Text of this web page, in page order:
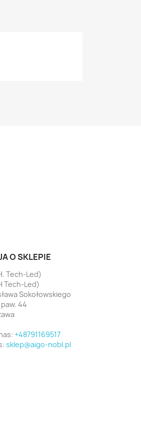
O SKLEPIE
Tech-Led)
Tech-Led)
Sokołowskiego
paw. 44
+48791169517
sklep@aigo-nobl.pl